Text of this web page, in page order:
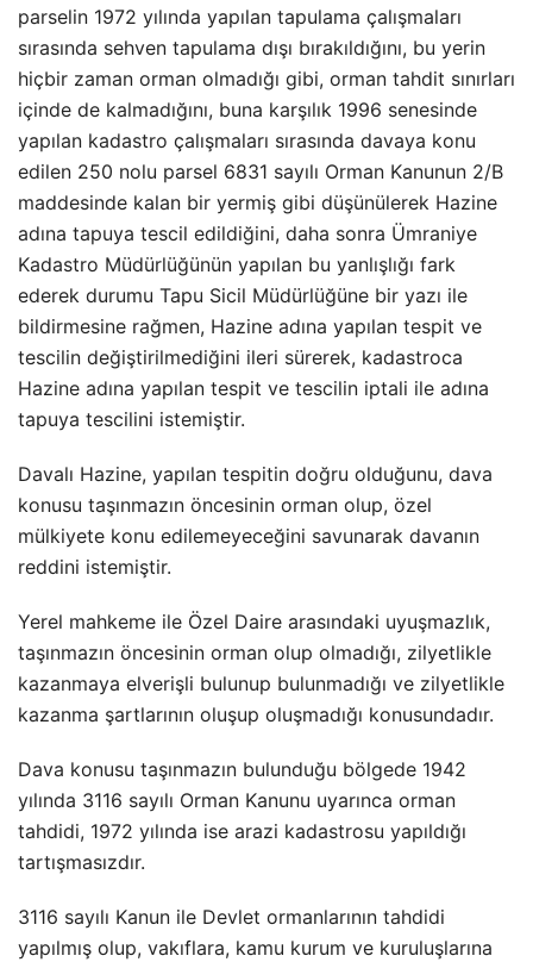
parselin 1972 yılında yapılan tapulama çalışmaları
sırasında sehven tapulama dışı bırakıldığını, bu yerin
hiçbir zaman orman olmadığı gibi, orman tahdit sınırları
içinde de kalmadığını, buna karşılık 1996 senesinde
yapılan kadastro çalışmaları sırasında davaya konu
edilen 250 nolu parsel 6831 sayılı Orman Kanunun 2/B
maddesinde kalan bir yermiş gibi düşünülerek Hazine
adına tapuya tescil edildiğini, daha sonra Ümraniye
Kadastro Müdürlüğünün yapılan bu yanlışlığı fark
ederek durumu Tapu Sicil Müdürlüğüne bir yazı ile
bildirmesine rağmen, Hazine adına yapılan tespit ve
tescilin değiştirilmediğini ileri sürerek, kadastroca
Hazine adına yapılan tespit ve tescilin iptali ile adına
tapuya tescilini istemiştir.
Davalı Hazine, yapılan tespitin doğru olduğunu, dava
konusu taşınmazın öncesinin orman olup, özel
mülkiyete konu edilemeyeceğini savunarak davanın
reddini istemiştir.
Yerel mahkeme ile Özel Daire arasındaki uyuşmazlık,
taşınmazın öncesinin orman olup olmadığı, zilyetlikle
kazanmaya elverişli bulunup bulunmadığı ve zilyetlikle
kazanma şartlarının oluşup oluşmadığı konusundadır.
Dava konusu taşınmazın bulunduğu bölgede 1942
yılında 3116 sayılı Orman Kanunu uyarınca orman
tahdidi, 1972 yılında ise arazi kadastrosu yapıldığı
tartışmasızdır.
3116 sayılı Kanun ile Devlet ormanlarının tahdidi
yapılmış olup, vakıflara, kamu kurum ve kuruluşlarına